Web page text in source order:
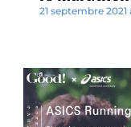
21 septembre 2021